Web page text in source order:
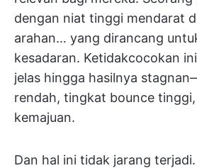
dengan niat tinggi mendarat
arahan… yang dirancang
kesadaran. Ketidakcocokan
jelas hingga hasilnya
rendah, tingkat bounce
kemajuan.
Dan hal ini tidak jarang terjadi.